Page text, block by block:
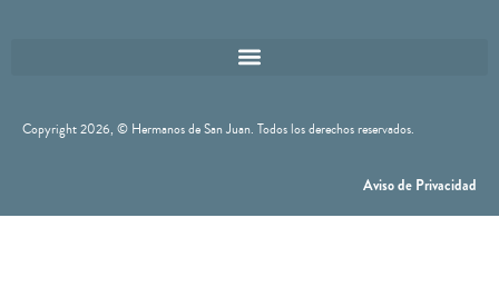
Copyright 2026, © Hermanos de San Juan. Todos los derechos reservados.
Aviso de Privacidad